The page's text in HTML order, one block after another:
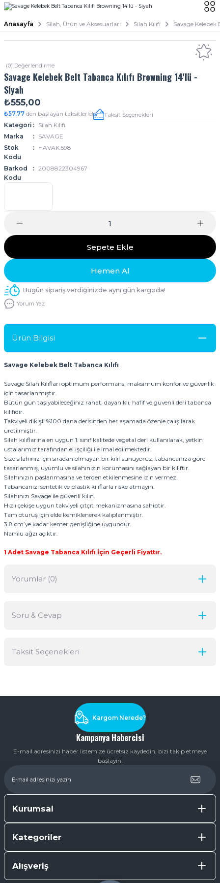
Anasayfa Silah, Ürün ve Aksesuarları Silah Kılıfı Savage Kelebek
(0) Değerlendirme
Savage Kelebek Belt Tabanca Kılıfı Browning 14'lü -
Siyah
₺555,00
₺57,77 den başlayan taksitlerle!
Taksit Seçenekleri
Kategori
Silah Kılıfı
Marka
SAVAGE
Stok
Kodu
HAVAK.598
Barkod
Kodu
2008822304967
Sepete Ekle
Hemen Al
Bugün sipariş verdiğinizde aynı gün kargoda!
Yorum Yaz
Ürün Bilgisi
Savage Kelebek Belt Tabanca Kılıfı
Savage Silah Kılıfları optimum performans, maksimum konfor ve güvenlik
için tasarlanmıştır.
Bütün gün taşıyabileceğiniz rahat, dayanıklı, hafif ve güvenli deri tabanca
kılıfıdır.
Takviyeli dikişli %100 dana derisinden her aşamada özenle çalışılarak
üretilmiştir.
Silah kılıflarına en uygun 1. sınıf kalitede vegetal deri kullanılarak, yetkin
ustalarımız tarafından el işçiliği ile imal edilmektedir.
Size silahınız için sıradan olmayan bir kılıf sunuyoruz, tabancanıza göre
tasarlanmış, uyumlu ve silahınızın korumasını sağlayan bir kılıftır.
Silahınızın paslanmasına ve terden etkilenmesine izin vermez.
Tabancanızı sentetik ve plastik kılıflarla riske atmayın.
Silahınızı Savage ile güvenli kılın.
Hızlı çekişe uygun takviyeli çıtçıt mekanizmasına sahiptir.
Tam oturuş için elde kemiklenerek kalıplanmıştır.
3.8 cm’ye kadar kemer genişliğine uygundur.
Namlu ağzı açıktır.
1 Adet Savage Tabanca Kılıfı İçin Geçerli Fiyattır.
Yorumlar (0)
Soru & Cevap
Taksit Seçenekleri
Kampanya Habercisi
E-mail adresinizi haber listemize ücretsiz kaydedin, bizi takip etmeye
başlayın.
Kargom Nerede?
Kurumsal
Kategoriler
Alışveriş